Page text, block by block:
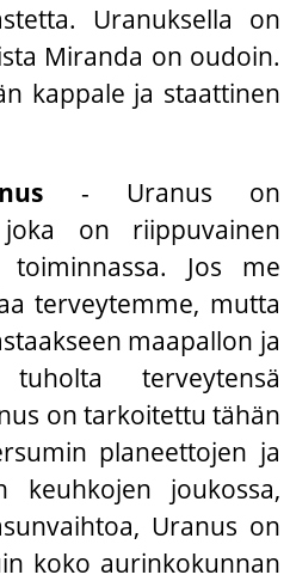
Uranuksella on
Miranda on oudoin.
kappale ja staattinen
- Uranus on
on riippuvainen
toiminnassa. Jos me
terveytemme, mutta
maapallon ja
terveytensä
on tarkoitettu tähän
planeettojen ja
keuhkojen joukossa,
Uranus on
koko aurinkokunnan